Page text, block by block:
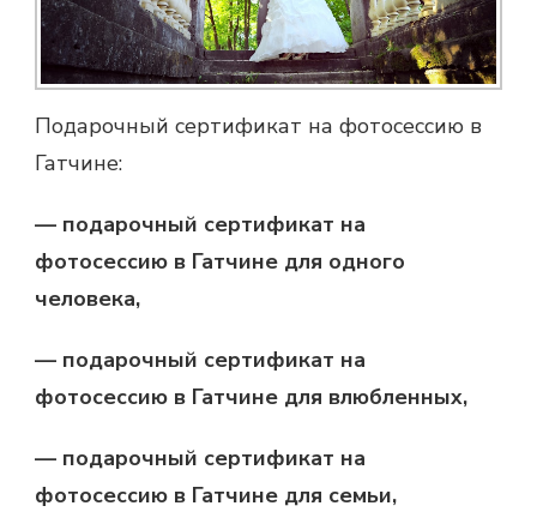
Подарочный сертификат на фотосессию в
Гатчине:
— подарочный сертификат на
фотосессию в Гатчине для одного
человека,
— подарочный сертификат на
фотосессию в Гатчине для влюбленных,
— подарочный сертификат на
фотосессию в Гатчине для семьи,